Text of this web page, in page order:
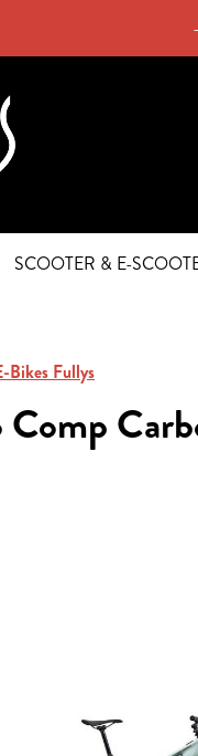
SCOOTER & E-
Bikes Fullys
Comp